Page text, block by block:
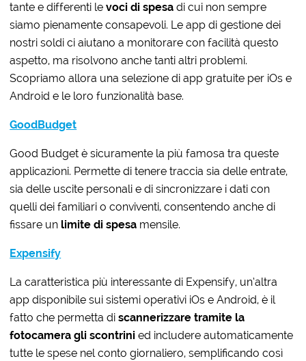
tante e differenti levoci di spesadi cui non sempre
siamo pienamente consapevoli. Le app di gestione dei
nostri soldi ci aiutano a monitorare con facilità questo
aspetto, ma risolvono anche tanti altri problemi.
Scopriamo allora una selezione di app gratuite per iOs e
Android e le loro funzionalità base.
GoodBudget
Good Budget è sicuramente la più famosa tra queste
applicazioni. Permette di tenere traccia sia delle entrate,
sia delle uscite personali e di sincronizzare i dati con
quelli dei familiari o conviventi, consentendo anche di
fissare un limite di spesa mensile.
Expensify
La caratteristica più interessante di Expensify, un’altra
app disponibile sui sistemi operativi iOs e Android, è il
fatto che permetta discannerizzare tramite la
fotocamera gli scontrinied includere automaticamente
tutte le spese nel conto giornaliero, semplificando così